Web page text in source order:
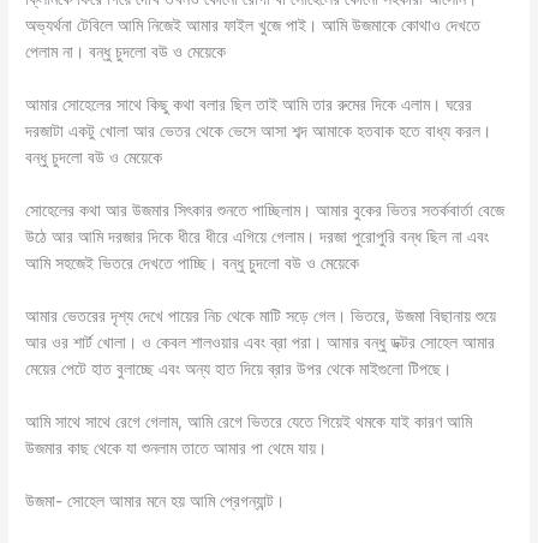
অভ্যর্থনা টেবিলে আমি নিজেই আমার ফাইল খুজে পাই। আমি উজমাকে কোথাও দেখতে
পেলাম না। বন্ধু চুদলো বউ ও মেয়েকে
আমার সোহেলের সাথে কিছু কথা বলার ছিল তাই আমি তার রুমের দিকে এলাম। ঘরের
দরজাটা একটু খোলা আর ভেতর থেকে ভেসে আসা শব্দ আমাকে হতবাক হতে বাধ্য করল।
বন্ধু চুদলো বউ ও মেয়েকে
সোহেলের কথা আর উজমার সিৎকার শুনতে পাচ্ছিলাম। আমার বুকের ভিতর সতর্কবার্তা বেজে
উঠে আর আমি দরজার দিকে ধীরে ধীরে এগিয়ে গেলাম। দরজা পুরোপুরি বন্ধ ছিল না এবং
আমি সহজেই ভিতরে দেখতে পাচ্ছি। বন্ধু চুদলো বউ ও মেয়েকে
আমার ভেতরের দৃশ্য দেখে পায়ের নিচ থেকে মাটি সড়ে গেল। ভিতরে, উজমা বিছানায় শুয়ে
আর ওর শার্ট খোলা। ও কেবল শালওয়ার এবং ব্রা পরা। আমার বন্ধু ডক্টর সোহেল আমার
মেয়ের পেটে হাত বুলাচ্ছে এবং অন্য হাত দিয়ে ব্রার উপর থেকে মাইগুলো টিপছে।
আমি সাথে সাথে রেগে গেলাম, আমি রেগে ভিতরে যেতে গিয়েই থমকে যাই কারণ আমি
উজমার কাছ থেকে যা শুনলাম তাতে আমার পা থেমে যায়।
উজমা- সোহেল আমার মনে হয় আমি প্রেগন্যান্ট।